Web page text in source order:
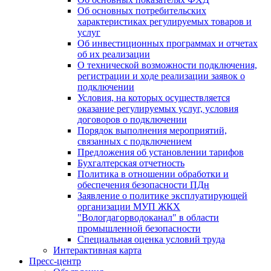
Об основных потребительских
характеристиках регулируемых товаров и
услуг
Об инвестиционных программах и отчетах
об их реализации
О технической возможности подключения,
регистрации и ходе реализации заявок о
подключении
Условия, на которых осуществляется
оказание регулируемых услуг, условия
договоров о подключении
Порядок выполнения мероприятий,
связанных с подключением
Предложения об установлении тарифов
Бухгалтерская отчетность
Политика в отношении обработки и
обеспечения безопасности ПДн
Заявление о политике эксплуатирующей
организации МУП ЖКХ
"Вологдагорводоканал" в области
промышленной безопасности
Специальная оценка условий труда
Интерактивная карта
Пресс-центр